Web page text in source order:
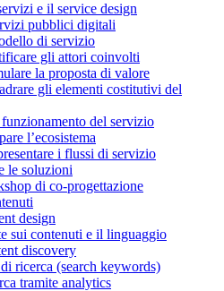
e il service design
pubblici digitali
di servizio
gli attori coinvolti
la proposta di valore
gli elementi costitutivi del
del servizio
l’ecosistema
i flussi di servizio
le soluzioni
di co-progettazione
design
sui contenuti e il linguaggio
discovery
ricerca (search keywords)
tramite analytics